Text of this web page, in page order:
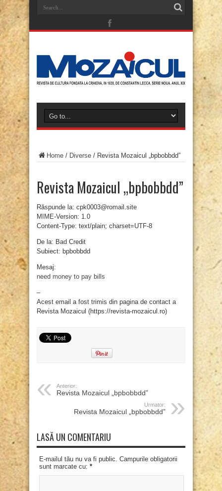
Home / Diverse / Revista Mozaicul „bpbobbdd”
Revista Mozaicul „bpbobbdd”
Răspunde la: cpk0003@romail.site
MIME-Version: 1.0
Content-Type: text/plain; charset=UTF-8
De la: Bad Credit
Subiect: bpbobbdd
Mesaj:
need money to pay bills
–
Acest email a fost trimis din pagina de contact a
Revista Mozaicul (https://revista-mozaicul.ro)
Anterior:
Revista Mozaicul „bpbobbdd”
Urmator:
Revista Mozaicul „bpbobbdd”
LASĂ UN COMENTARIU
E-mailul tău nu va fi public. Campurile obligatorii
sunt marcate cu: *